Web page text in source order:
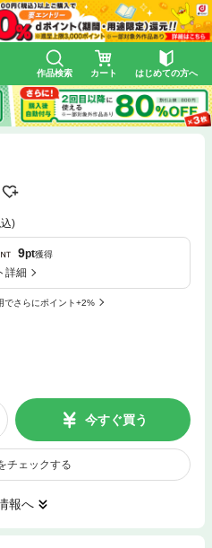
作品検索 カート はじめての方へ
)
9pt獲得
詳細
でさらにポイント+2%
今すぐ買う
チェックする
報へ